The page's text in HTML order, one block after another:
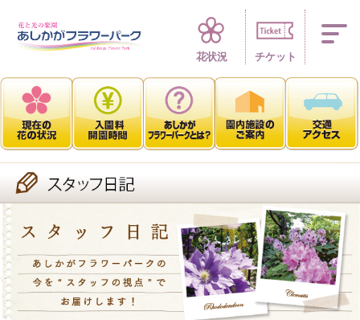
四季折々 花の
花状況 チケット